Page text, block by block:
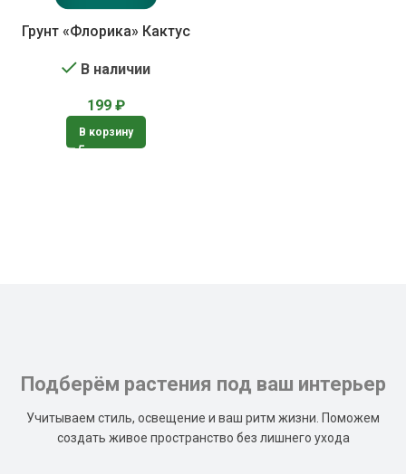
Грунт «Флорика» Кактус
В наличии
199 ₽
В корзину
Подберём растения под ваш интерьер
Учитываем стиль, освещение и ваш ритм жизни. Поможем
создать живое пространство без лишнего ухода